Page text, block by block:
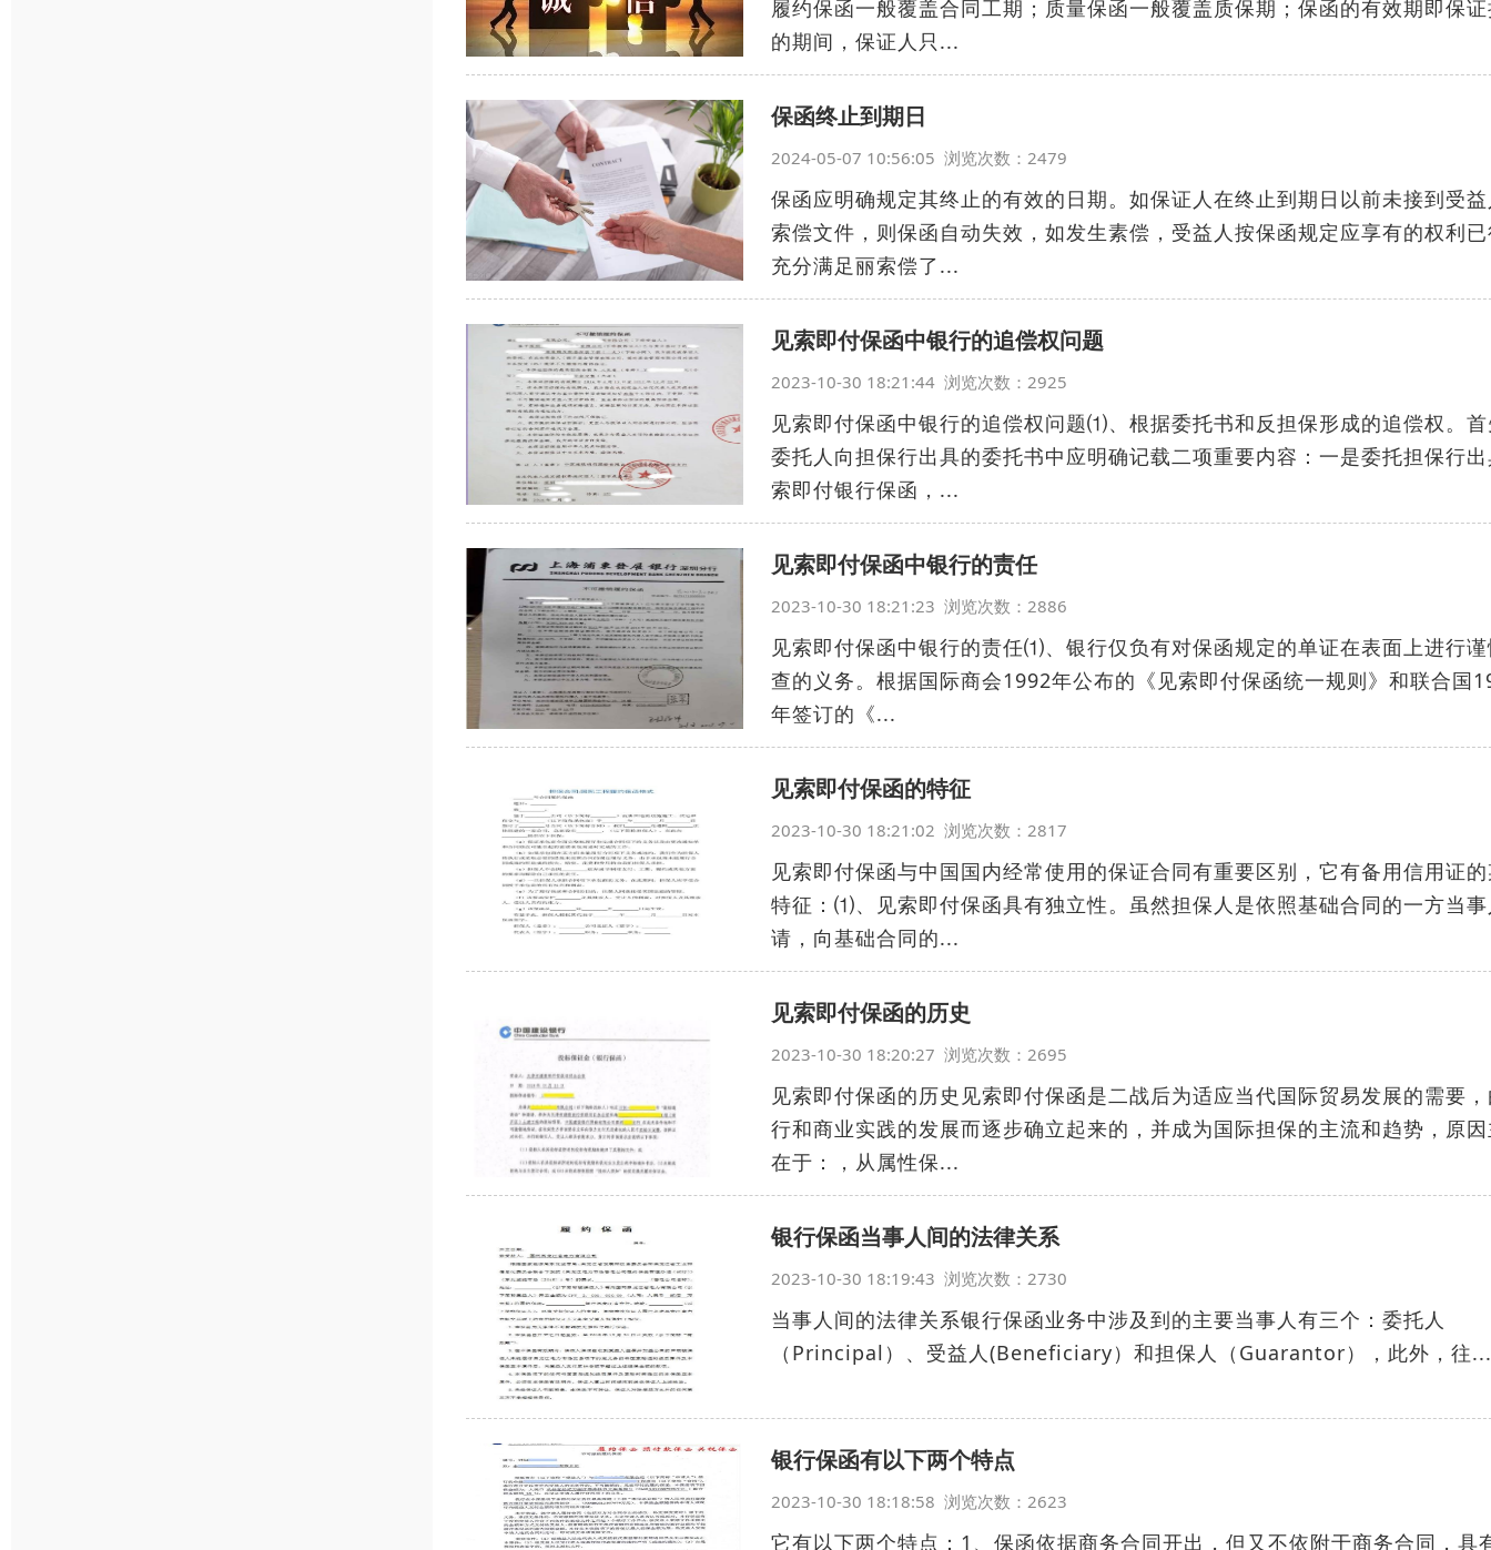
履约保函一般覆盖合同工期；质量保函一般覆盖质保期；保函的有效期即保
的期间，保证人只...
保函终止到期日
2024-05-07 10:56:05 浏览次数：2479
保函应明确规定其终止的有效的日期。如保证人在终止到期日以前未接到受
索偿文件，则保函自动失效，如发生素偿，受益人按保函规定应享有的权利
充分满足丽索偿了...
见索即付保函中银行的追偿权问题
2023-10-30 18:21:44 浏览次数：2925
见索即付保函中银行的追偿权问题⑴、根据委托书和反担保形成的追偿权。
委托人向担保行出具的委托书中应明确记载二项重要内容：一是委托担保行
索即付银行保函，...
见索即付保函中银行的责任
2023-10-30 18:21:23 浏览次数：2886
见索即付保函中银行的责任⑴、银行仅负有对保函规定的单证在表面上进行
查的义务。根据国际商会1992年公布的《见索即付保函统一规则》和联合国
年签订的《...
见索即付保函的特征
2023-10-30 18:21:02 浏览次数：2817
见索即付保函与中国国内经常使用的保证合同有重要区别，它有备用信用证
特征：⑴、见索即付保函具有独立性。虽然担保人是依照基础合同的一方当
请，向基础合同的...
见索即付保函的历史
2023-10-30 18:20:27 浏览次数：2695
见索即付保函的历史见索即付保函是二战后为适应当代国际贸易发展的需要
行和商业实践的发展而逐步确立起来的，并成为国际担保的主流和趋势，原
在于：，从属性保...
银行保函当事人间的法律关系
2023-10-30 18:19:43 浏览次数：2730
当事人间的法律关系银行保函业务中涉及到的主要当事人有三个：委托人
（Principal）、受益人(Beneficiary）和担保人（Guarantor），此外，往...
银行保函有以下两个特点
2023-10-30 18:18:58 浏览次数：2623
它有以下两个特点：1、保函依据商务合同开出，但又不依附于商务合同，具